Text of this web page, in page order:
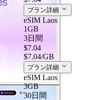
プラン詳細
eSIM Laos
1GB
3日間
$7.04
$7.04/GB
プラン詳細
eSIM Laos
3GB
30日間